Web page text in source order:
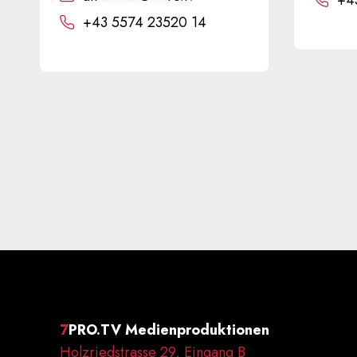
+43 5574 23520 14
7PRO.TV Medienproduktionen
Holzriedstrasse 29, Eingang B